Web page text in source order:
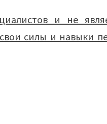
и не
силы и навыки